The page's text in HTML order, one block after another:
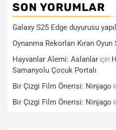
SON YORUMLAR
Galaxy S25 Edge duyurusu
Oynanma Rekorları Kıran
Hayvanlar Alemi: Aslanlar için
Samanyolu Çocuk Portalı
Bir Çizgi Film Önerisi: Ninjago
Bir Çizgi Film Önerisi: Ninjago